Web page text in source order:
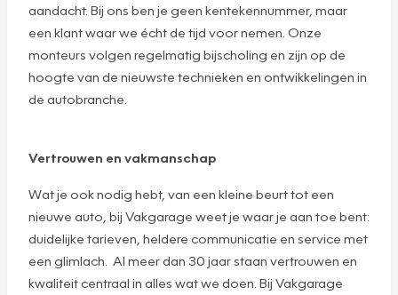
aandacht. Bij ons ben je geen kentekennummer, maar
een klant waar we écht de tijd voor nemen. Onze
monteurs volgen regelmatig bijscholing en zijn op de
hoogte van de nieuwste technieken en ontwikkelingen in
de autobranche.
Vertrouwen en vakmanschap
Wat je ook nodig hebt, van een kleine beurt tot een
nieuwe auto, bij Vakgarage weet je waar je aan toe bent:
duidelijke tarieven, heldere communicatie en service met
een glimlach. Al meer dan 30 jaar staan vertrouwen en
kwaliteit centraal in alles wat we doen. Bij Vakgarage